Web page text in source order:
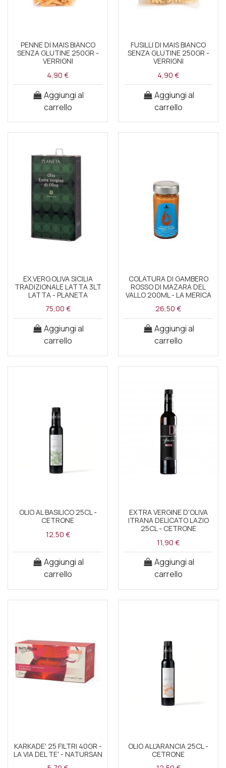
PENNE DI MAIS BIANCO
SENZA GLUTINE 250GR -
VERRIGNI
4,90 €
Aggiungi al
carrello
FUSILLI DI MAIS BIANCO
SENZA GLUTINE 250GR -
VERRIGNI
4,90 €
Aggiungi al
carrello
EX.VERG.OLIVA SICILIA
TRADIZIONALE LATTA 3LT
LATTA - PLANETA
75,00 €
Aggiungi al
carrello
COLATURA DI GAMBERO
ROSSO DI MAZARA DEL
VALLO 200ML - LA MERICA
26,50 €
Aggiungi al
carrello
OLIO AL BASILICO 25CL -
CETRONE
12,50 €
Aggiungi al
carrello
EXTRA VERGINE D'OLIVA
ITRANA DELICATO LAZIO
25CL - CETRONE
11,90 €
Aggiungi al
carrello
KARKADE' 25 FILTRI 40GR -
LA VIA DEL TE' - NATURSAN
OLIO ALL'ARANCIA 25CL -
CETRONE